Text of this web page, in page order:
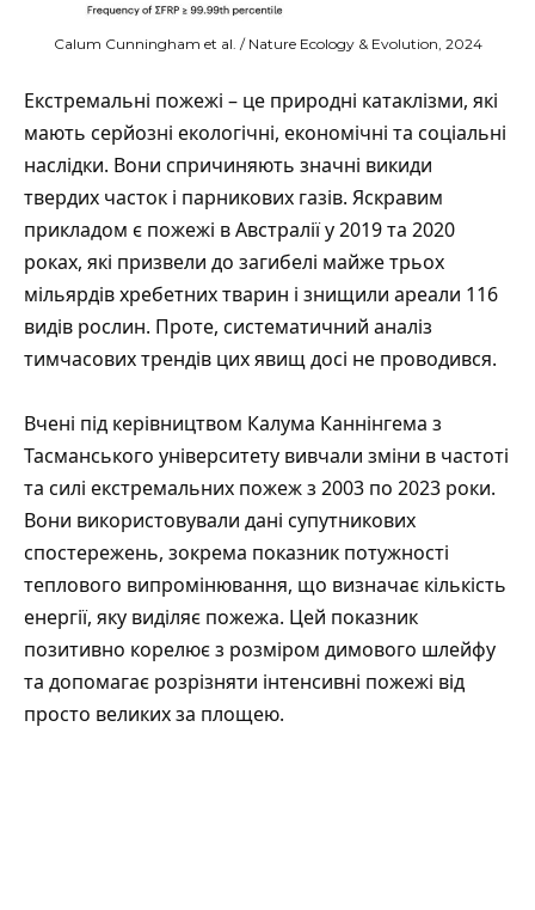
Calum Cunningham et al. / Nature Ecology & Evolution, 2024
Екстремальні пожежі – це природні катаклізми, які
мають серйозні екологічні, економічні та соціальні
наслідки. Вони спричиняють значні викиди
твердих часток і парникових газів. Яскравим
прикладом є пожежі в Австралії у 2019 та 2020
роках, які призвели до загибелі майже трьох
мільярдів хребетних тварин і знищили ареали 116
видів рослин. Проте, систематичний аналіз
тимчасових трендів цих явищ досі не проводився.
Вчені під керівництвом Калума Каннінгема з
Тасманського університету вивчали зміни в частоті
та силі екстремальних пожеж з 2003 по 2023 роки.
Вони використовували дані супутникових
спостережень, зокрема показник потужності
теплового випромінювання, що визначає кількість
енергії, яку виділяє пожежа. Цей показник
позитивно корелює з розміром димового шлейфу
та допомагає розрізняти інтенсивні пожежі від
просто великих за площею.